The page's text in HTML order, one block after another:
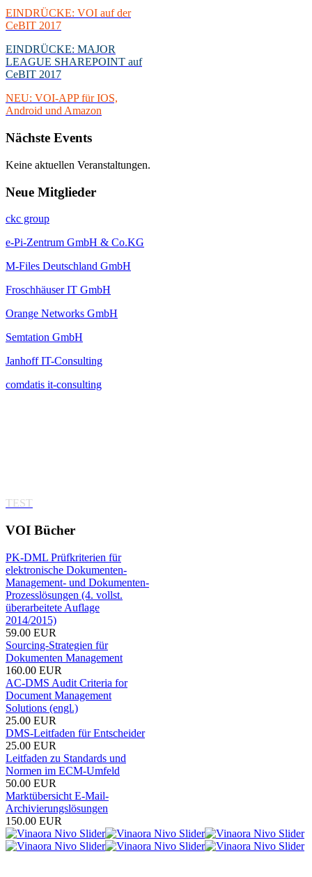
EINDRÜCKE: VOI auf der
CeBIT 2017
EINDRÜCKE: MAJOR
LEAGUE SHAREPOINT auf
CeBIT 2017
NEU: VOI-APP für IOS,
Android und Amazon
Nächste Events
Keine aktuellen Veranstaltungen.
Neue Mitglieder
ckc group
e-Pi-Zentrum GmbH & Co.KG
M-Files Deutschland GmbH
Froschhäuser IT GmbH
Orange Networks GmbH
Semtation GmbH
Janhoff IT-Consulting
comdatis it-consulting
TEST
VOI Bücher
PK-DML Prüfkriterien für
elektronische Dokumenten-
Management- und Dokumenten-
Prozesslösungen (4. vollst.
überarbeitete Auflage
2014/2015)
59.00 EUR
Sourcing-Strategien für
Dokumenten Management
160.00 EUR
AC-DMS Audit Criteria for
Document Management
Solutions (engl.)
25.00 EUR
DMS-Leitfaden für Entscheider
25.00 EUR
Leitfaden zu Standards und
Normen im ECM-Umfeld
50.00 EUR
Marktübersicht E-Mail-
Archivierungslösungen
150.00 EUR